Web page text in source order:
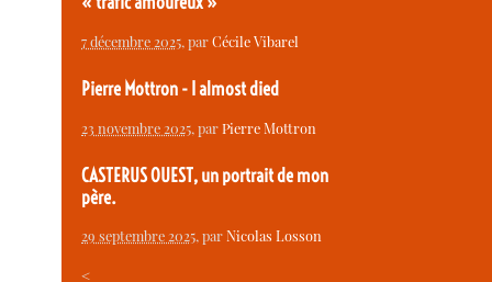
7 décembre 2025, parCécile Vibarel
Pierre Mottron - I almost died
23 novembre 2025, parPierre Mottron
CASTERUS OUEST, un portrait de mon
père.
29 septembre 2025, parNicolas Losson
<